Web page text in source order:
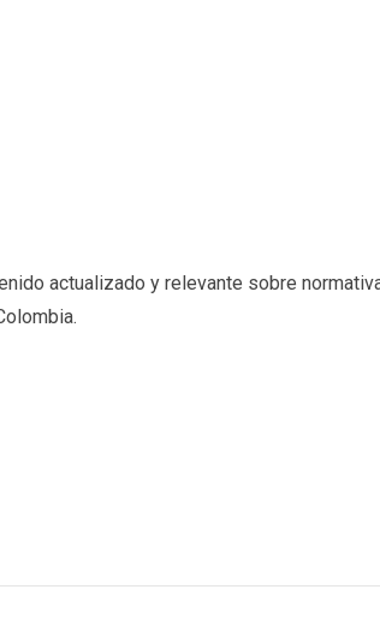
actualizado y relevante sobre